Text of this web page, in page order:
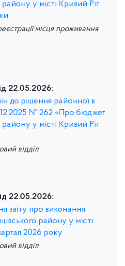
у місті Кривий Ріг
місця проживання
22.05.2026:
до рішення районної в
№ 262 «Про бюджет
у місті Кривий Ріг
відділ
22.05.2026:
звіту про виконання
району у місті
2026 року
відділ